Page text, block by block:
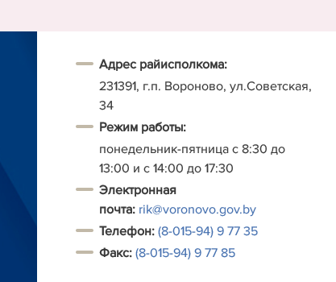
Адрес райисполкома:
231391, г.п. Вороново, ул.Советская,
34
Режим работы:
понедельник-пятница с 8:30 до
13:00 и с 14:00 до 17:30
Электронная
почта: rik@voronovo.gov.by
Телефон: (8-015-94) 9 77 35
Факс: (8-015-94) 9 77 85